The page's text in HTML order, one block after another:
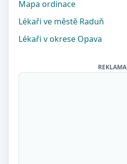
Mapa ordinace
Lékaři ve městě Raduň
Lékaři v okrese Opava
REKLAMA